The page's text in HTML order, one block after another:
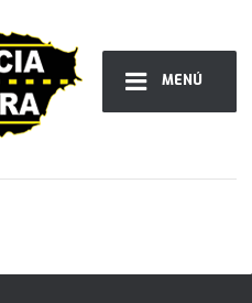
MENÚ